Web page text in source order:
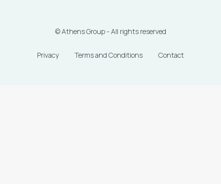
© Athens Group - All rights reserved
Privacy Terms and Conditions Contact